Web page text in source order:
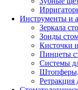
Инструменты и
Зеркала
Зонды
Кисточки
Пинцеты
Системы
Штопферы,
Ретракция